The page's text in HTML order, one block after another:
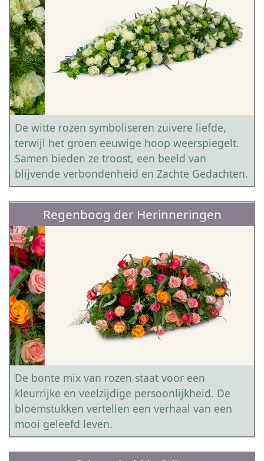
De witte rozen symboliseren zuivere liefde,
terwijl het groen eeuwige hoop weerspiegelt.
Samen bieden ze troost, een beeld van
blijvende verbondenheid en Zachte Gedachten.
Regenboog der Herinneringen
De bonte mix van rozen staat voor een
kleurrijke en veelzijdige persoonlijkheid. De
bloemstukken vertellen een verhaal van een
mooi geleefd leven.